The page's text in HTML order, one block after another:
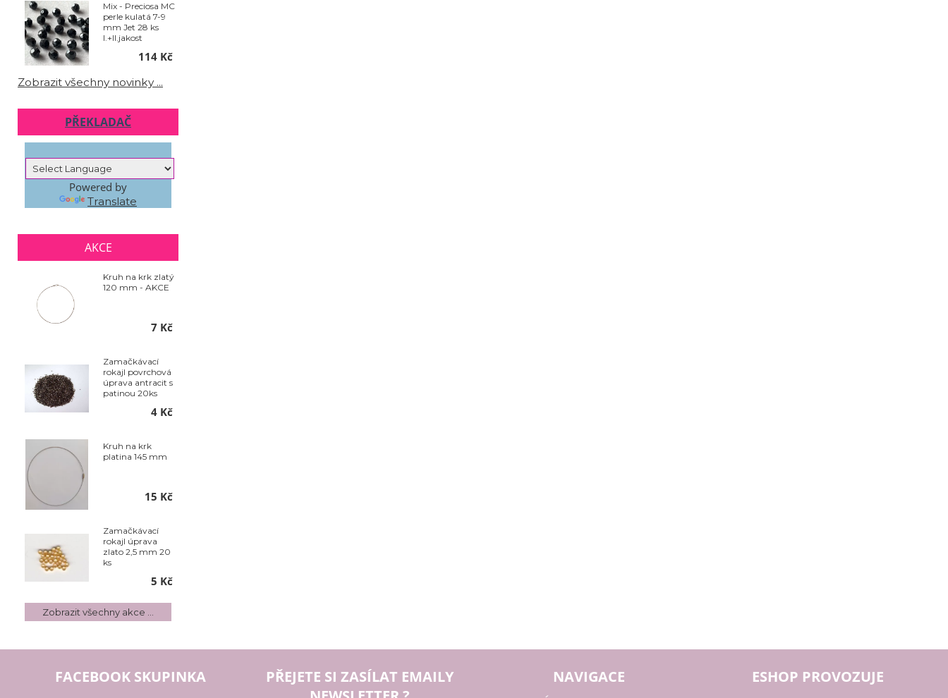
Mix - Preciosa MC
perle kulatá 7-9
mm Jet 28 ks
I.+II.jakost
114 Kč
Zobrazit všechny novinky ...
PŘEKLADAČ
Powered by
Translate
AKCE
Kruh na krk zlatý
120 mm - AKCE
7 Kč
Zamačkávací
rokajl povrchová
úprava antracit s
patinou 20ks
4 Kč
Kruh na krk
platina 145 mm
15 Kč
Zamačkávací
rokajl úprava
zlato 2,5 mm 20
ks
5 Kč
Zobrazit všechny akce ...
FACEBOOK SKUPINKA
PŘEJETE SI ZASÍLAT EMAILY
NAVIGACE ESHOP PROVOZUJE